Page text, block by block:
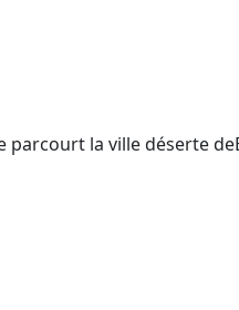
la ville déserte